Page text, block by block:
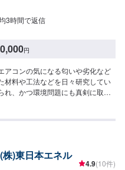
3時間で返信
円
コンの気になる匂いや劣化など
材料や工法などを日々研究してい
れ、かつ環境問題にも真剣に取り
お見積り【3】お見積りにご納得
案内が可能です。◇◇◇◇代車に
保有し修理のご依頼のお客様に
)東日本エネル
4.9(10件)